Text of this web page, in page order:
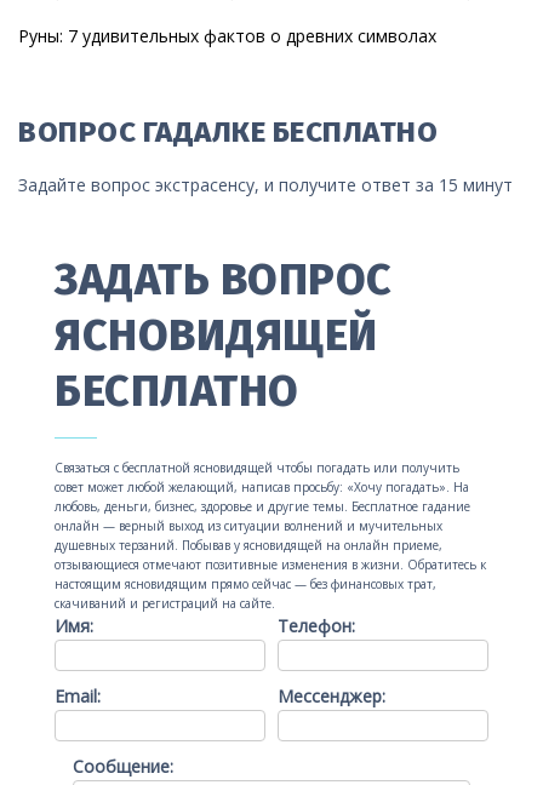
Руны: 7 удивительных фактов о древних символах
ВОПРОС ГАДАЛКЕ БЕСПЛАТНО
Задайте вопрос экстрасенсу, и получите ответ за 15 минут
ЗАДАТЬ ВОПРОС
ЯСНОВИДЯЩЕЙ
БЕСПЛАТНО
Связаться с бесплатной ясновидящей чтобы погадать или получить
совет может любой желающий, написав просьбу: «Хочу погадать». На
любовь, деньги, бизнес, здоровье и другие темы. Бесплатное гадание
онлайн — верный выход из ситуации волнений и мучительных
душевных терзаний. Побывав у ясновидящей на онлайн приеме,
отзывающиеся отмечают позитивные изменения в жизни. Обратитесь к
настоящим ясновидящим прямо сейчас — без финансовых трат,
скачиваний и регистраций на сайте.
Имя: Телефон:
Email: Мессенджер:
Сообщение: